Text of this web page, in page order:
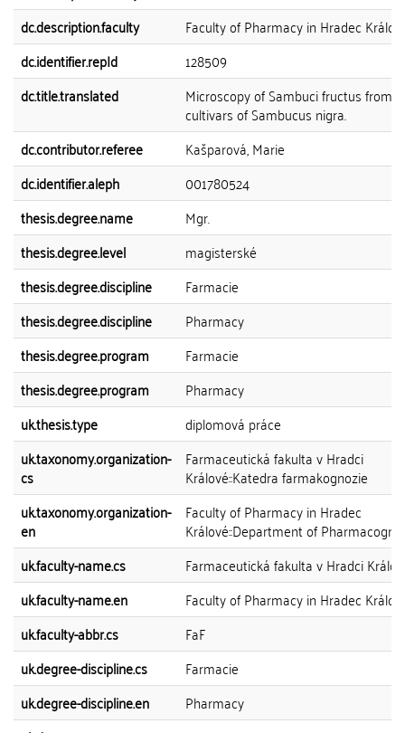
dc.description.faculty
Faculty of Pharmacy in Hradec
dc.identifier.repId
128509
dc.title.translated
Microscopy of Sambuci fructus from
cultivars of Sambucus nigra.
dc.contributor.referee
Kašparová, Marie
dc.identifier.aleph
001780524
thesis.degree.name
Mgr.
thesis.degree.level
magisterské
thesis.degree.discipline
Farmacie
thesis.degree.discipline
Pharmacy
thesis.degree.program
Farmacie
thesis.degree.program
Pharmacy
uk.thesis.type
diplomová práce
uk.taxonomy.organization-
cs
Farmaceutická fakulta v Hradci
Králové::Katedra farmakognozie
uk.taxonomy.organization-
en
Faculty of Pharmacy in Hradec
Králové::Department of
uk.faculty-name.cs
Farmaceutická fakulta v Hradci
uk.faculty-name.en
Faculty of Pharmacy in Hradec
uk.faculty-abbr.cs
FaF
uk.degree-discipline.cs
Farmacie
uk.degree-discipline.en
Pharmacy